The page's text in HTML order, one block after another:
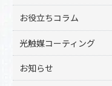
お役立ちコラム
光触媒コーティング
お知らせ